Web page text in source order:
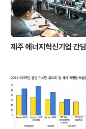
제주 에너지혁신기업 간